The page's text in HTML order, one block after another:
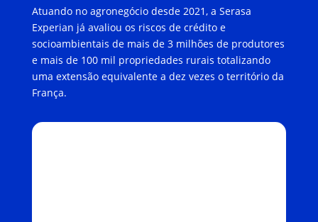
Atuando no agronegócio desde 2021, a Serasa
Experian já avaliou os riscos de crédito e
socioambientais de mais de 3 milhões de produtores
e mais de 100 mil propriedades rurais totalizando
uma extensão equivalente a dez vezes o território da
França.